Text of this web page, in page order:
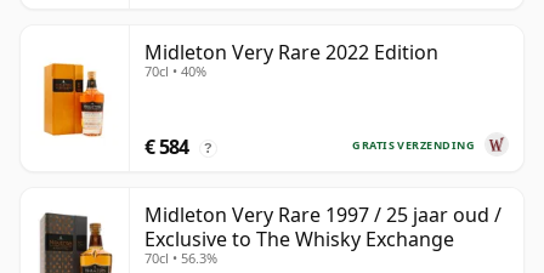
Midleton Very Rare 2022 Edition
70cl • 40%
GRATIS VERZENDING
€ 584 ?
Midleton Very Rare 1997 / 25 jaar oud /
Exclusive to The Whisky Exchange
70cl • 56.3%